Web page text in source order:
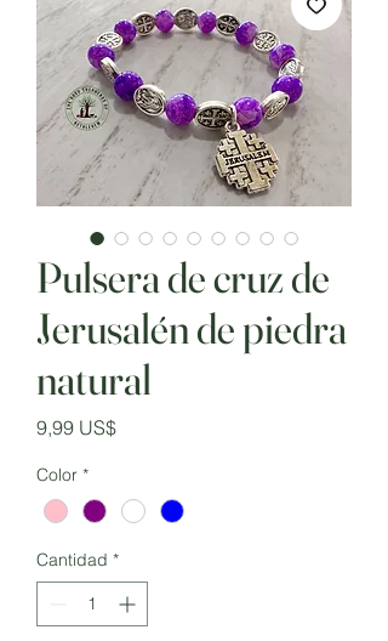
Pulsera de cruz de
Jerusalén de piedra
natural
9,99 US$Precio
Color *
Cantidad *